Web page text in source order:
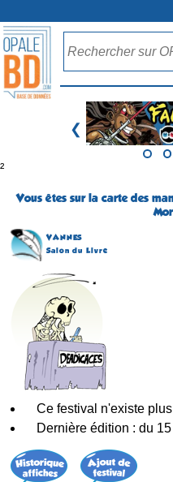
❮
²
Vous êtes sur la carte des
VANNES
Salon du Livre
Ce festival n'existe plus
Dernière édition : du